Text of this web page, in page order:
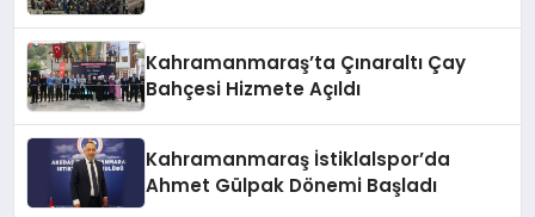
Kahramanmaraş’ta Çınaraltı Çay
Bahçesi Hizmete Açıldı
Kahramanmaraş İstiklalspor’da
Ahmet Gülpak Dönemi Başladı